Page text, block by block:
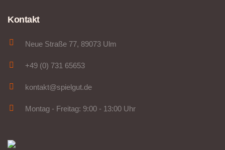
Kontakt
Neue Straße 77, 89073 Ulm
+49 (0) 731 65653
kontakt@spielgut.de
Montag - Freitag: 9:00 - 13:00 Uhr